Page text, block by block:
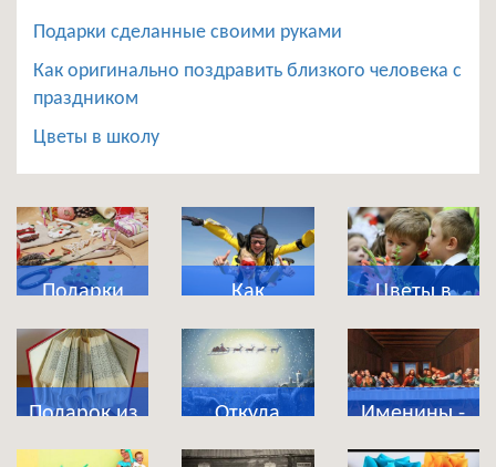
Подарки сделанные своими руками
Как оригинально поздравить близкого человека с
праздником
Цветы в школу
Подарки
сделанные
своими
руками
Как
оригинально
поздравить
близкого
человека с
праздником
Цветы в
школу
Подарок из
магазина
Откуда
появились
Именины -
что это за